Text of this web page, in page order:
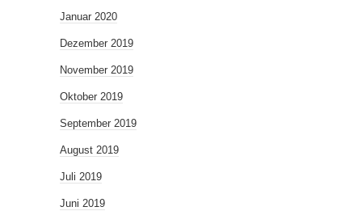
Januar 2020
Dezember 2019
November 2019
Oktober 2019
September 2019
August 2019
Juli 2019
Juni 2019